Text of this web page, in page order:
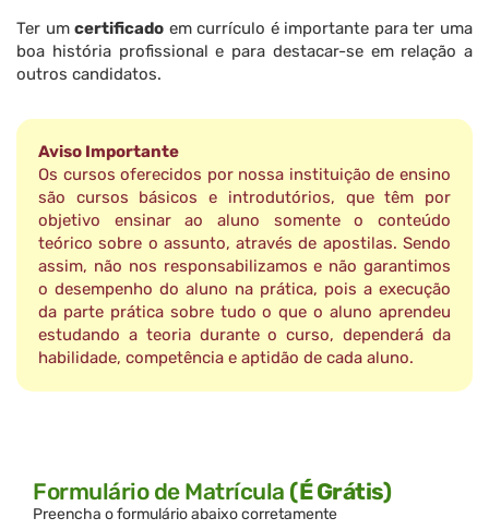
Ter umcertificado em currículo é importante para ter uma
boa história profissional e para destacar-se em relação a
outros candidatos.
Aviso Importante
Os cursos oferecidos por nossa instituição de ensino
são cursos básicos e introdutórios, que têm por
objetivo ensinar ao aluno somente o conteúdo
teórico sobre o assunto, através de apostilas. Sendo
assim, não nos responsabilizamos e não garantimos
o desempenho do aluno na prática, pois a execução
da parte prática sobre tudo o que o aluno aprendeu
estudando a teoria durante o curso, dependerá da
habilidade, competência e aptidão de cada aluno.
Formulário de Matrícula (É Grátis)
Preencha o formulário abaixo corretamente